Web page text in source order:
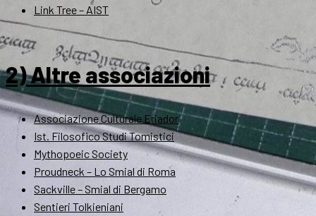
Link Tree – AIST
2) Altre associazioni
Associazione Culturale Eriador
Ist. Filosofico Studi Tomistici
Mythopoeic Society
Proudneck – Lo Smial di Roma
Sackville – Smial di Bergamo
Sentieri Tolkieniani